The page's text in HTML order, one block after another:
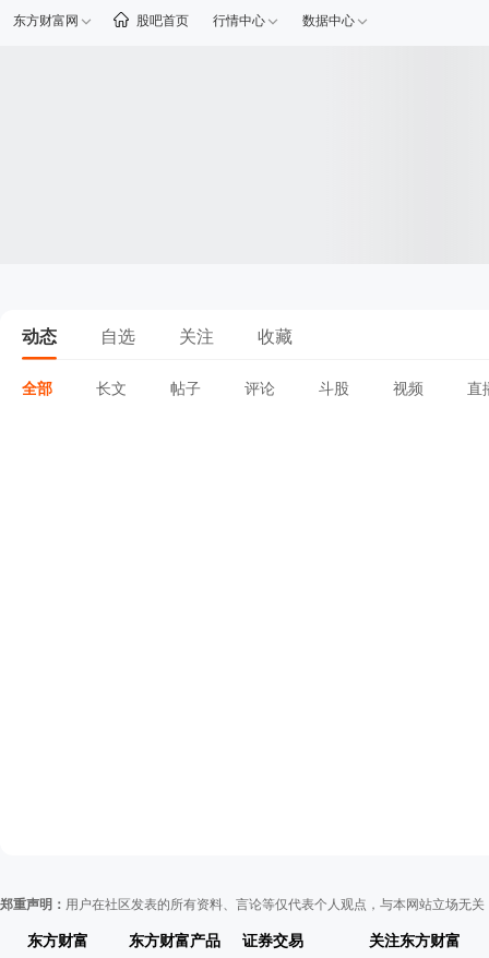
东方财富网 股吧首页 行情中心 数据中心
动态 自选 关注 收藏
全部 长文 帖子 评论 斗股 视频 直
郑重声明： 用户在社区发表的所有资料、言论等仅代表个人观点，与本网站立场无
东方财富 东方财富产品 证券交易 关注东方财富